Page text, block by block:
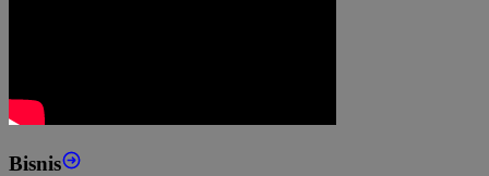
Bisnis